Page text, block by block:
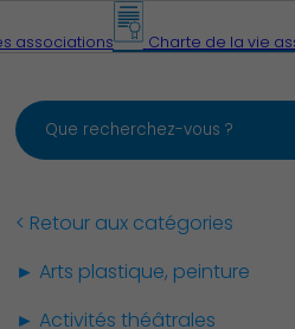
Découvrir Charenton
associations Charte de la vie
< Retour aux catégories
► Arts plastique, peinture
► Activités théâtrales